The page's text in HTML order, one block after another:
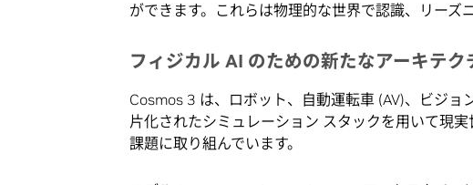
ができます。これらは物理的な世界で認識、リーズ
フィジカル AI のための新たなアーキテク
Cosmos 3 は、ロボット、自動運転車 (AV)、ビジ
片化されたシミュレーション スタックを用いて現
課題に取り組んでいます。